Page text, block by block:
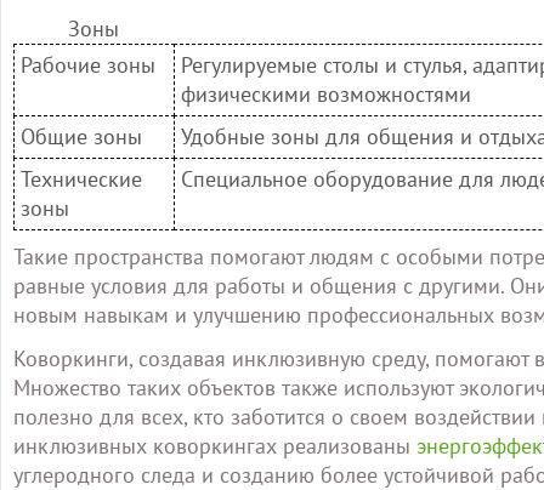
Зоны
Рабочие зоны
Регулируемые столы и стулья,
физическими возможностями
Общие зоны
Удобные зоны для общения и
Технические
зоны
Специальное оборудование для
Такие пространства помогают людям с особыми
равные условия для работы и общения с другими.
новым навыкам и улучшению профессиональных
Коворкинги, создавая инклюзивную среду, помогают
Множество таких объектов также используют
полезно для всех, кто заботится о своем
инклюзивных коворкингах реализованы
углеродного следа и созданию более устойчивой